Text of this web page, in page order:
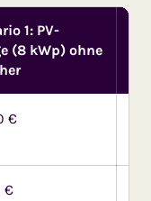
1: PV-
(8 kWp) ohne
€
€